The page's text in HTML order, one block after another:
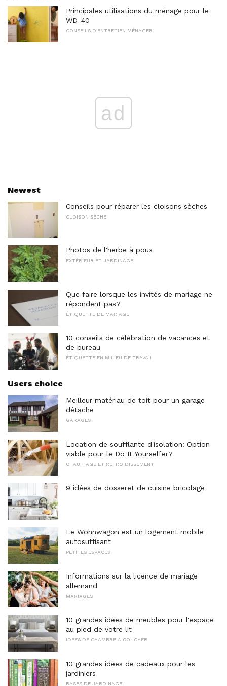
Principales utilisations du ménage pour le
WD-40
CONSEILS D'ENTRETIEN MÉNAGER
ad
Newest
Conseils pour réparer les cloisons sèches
CLOISON SÈCHE
Photos de l'herbe à poux
EXTÉRIEUR ET JARDINAGE
Que faire lorsque les invités de mariage ne
répondent pas?
ÉTIQUETTE DE MARIAGE
10 conseils de célébration de vacances et
de bureau
ÉTIQUETTE EN MILIEU DE TRAVAIL
Users choice
Meilleur matériau de toit pour un garage
détaché
GARAGES
Location de soufflante d'isolation: Option
viable pour le Do It Yourselfer?
CHAUFFAGE ET REFROIDISSEMENT
9 idées de dosseret de cuisine bricolage
Le Wohnwagon est un logement mobile
autosuffisant
PETITES ESPACES
Informations sur la licence de mariage
allemand
MARIAGES
10 grandes idées de meubles pour l'espace
au pied de votre lit
IDÉES DE CHAMBRE À COUCHER
10 grandes idées de cadeaux pour les
jardiniers
BASES DE JARDINAGE